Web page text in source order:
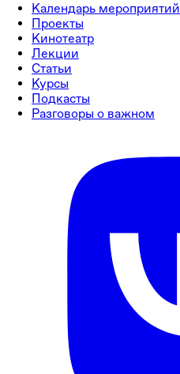
Календарь мероприятий
Проекты
Кинотеатр
Лекции
Статьи
Курсы
Подкасты
Разговоры о важном